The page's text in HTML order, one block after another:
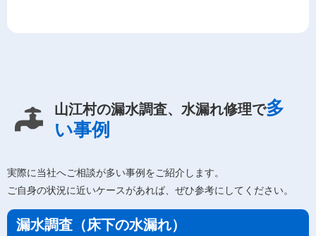
山江村の漏水調査、水漏れ修理で多
い事例
実際に当社へご相談が多い事例をご紹介します。
ご自身の状況に近いケースがあれば、ぜひ参考にしてください。
漏水調査（床下の水漏れ）